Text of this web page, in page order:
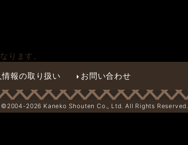
ります。
情報の取り扱い お問い合わせ
©2004-2026 Kaneko Shouten Co., Ltd. All Rights Reserved.